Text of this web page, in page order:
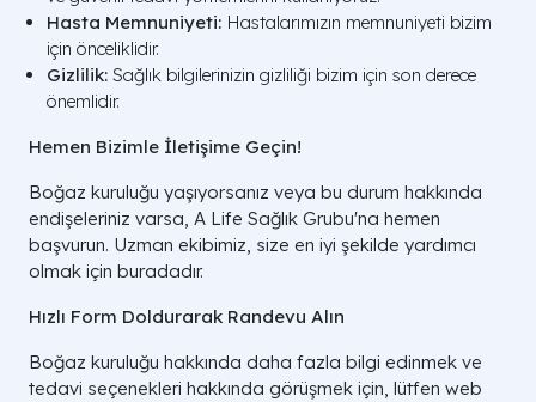
Hasta Memnuniyeti: Hastalarımızın memnuniyeti bizim
için önceliklidir.
Gizlilik: Sağlık bilgilerinizin gizliliği bizim için son derece
önemlidir.
Hemen Bizimle İletişime Geçin!
Boğaz kuruluğu yaşıyorsanız veya bu durum hakkında
endişeleriniz varsa, A Life Sağlık Grubu'na hemen
başvurun. Uzman ekibimiz, size en iyi şekilde yardımcı
olmak için buradadır.
Hızlı Form Doldurarak Randevu Alın
Boğaz kuruluğu hakkında daha fazla bilgi edinmek ve
tedavi seçenekleri hakkında görüşmek için, lütfen web